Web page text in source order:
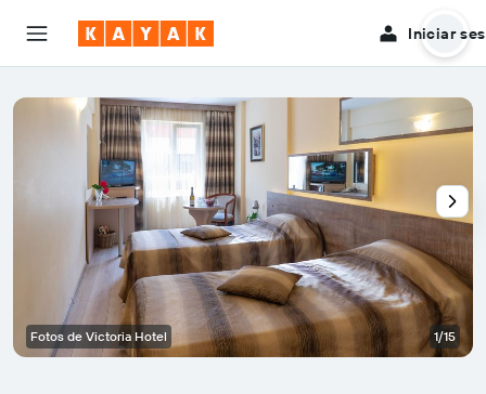
Iniciar
Fotos de Victoria Hotel 1/15